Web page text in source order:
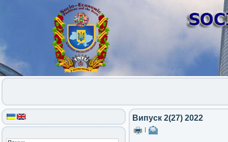
Випуск 2(27) 2022